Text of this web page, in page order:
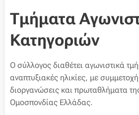
Τμήματα
Κατηγοριών
Ο σύλλογος διαθέτει αγωνιστικά
αναπτυξιακές ηλικίες, με
διοργανώσεις και πρωταθλήματα
Ομοσπονδίας Ελλάδας.